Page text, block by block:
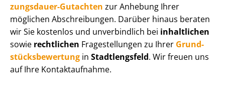
zungs­dau­er-Gutachten zur Anhebung Ihrer
möglichen Abschreibungen. Darüber hinaus beraten
wir Sie kostenlos und unverbindlich bei inhaltlichen
sowie rechtlichen Fragestellungen zu Ihrer Grund­
stücks­be­wer­tung in Stadtlengsfeld. Wir freuen uns
auf Ihre Kontaktaufnahme.